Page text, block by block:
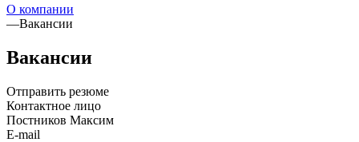
О компании
—Вакансии
Вакансии
Отправить резюме
Контактное лицо
Постников Максим
E-mail